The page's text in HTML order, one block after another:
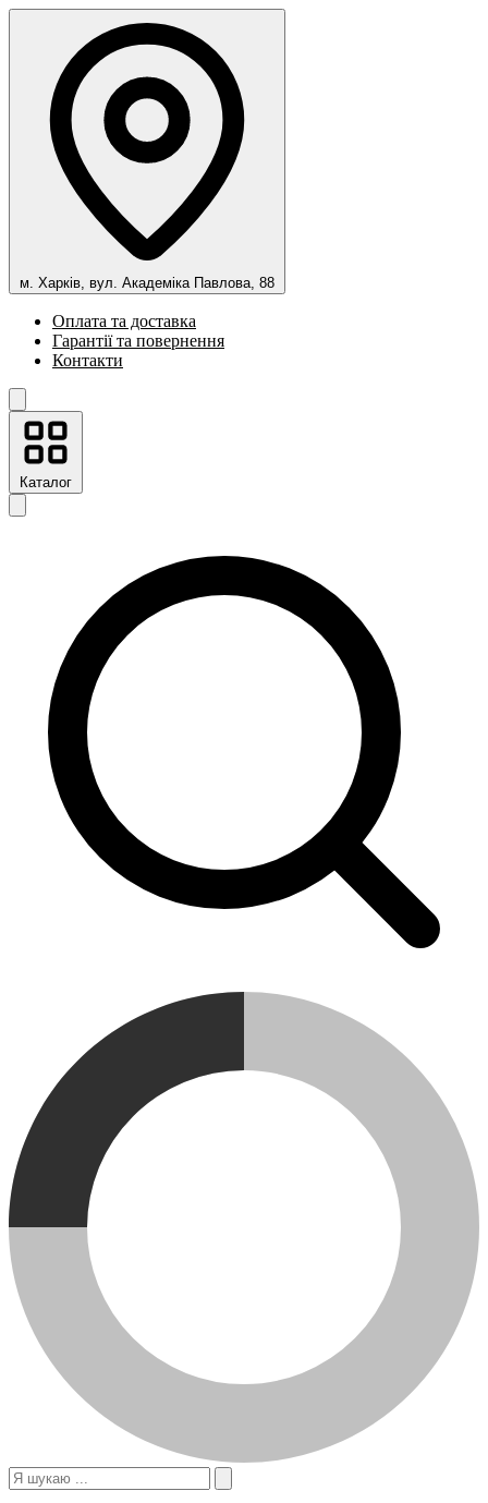
м. Харків, вул. Академіка Павлова, 88
Оплата та доставка
Гарантії та повернення
Контакти
Каталог